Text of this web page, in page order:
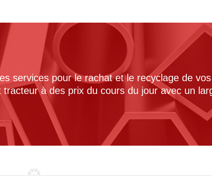
services pour le rachat et le recyclage de
tracteur à des prix du cours du jour avec un